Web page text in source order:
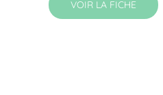
VOIR LA FICHE